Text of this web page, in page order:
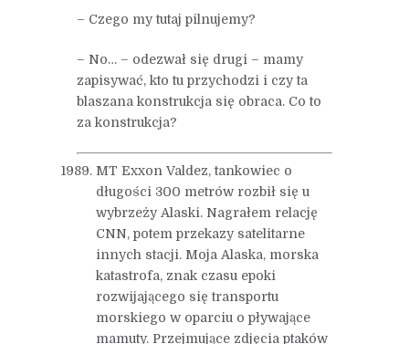
– Czego my tutaj pilnujemy?
– No… – odezwał się drugi – mamy
zapisywać, kto tu przychodzi i czy ta
blaszana konstrukcja się obraca. Co to
za konstrukcja?
MT Exxon Valdez, tankowiec o
długości 300 metrów rozbił się u
wybrzeży Alaski. Nagrałem relację
CNN, potem przekazy satelitarne
innych stacji. Moja Alaska, morska
katastrofa, znak czasu epoki
rozwijającego się transportu
morskiego w oparciu o pływające
mamuty. Przejmujące zdjęcia ptaków